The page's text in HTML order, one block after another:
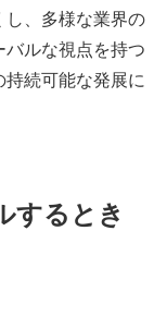
し、多様な業界の
ルな視点を持つ
続可能な発展に
するとき